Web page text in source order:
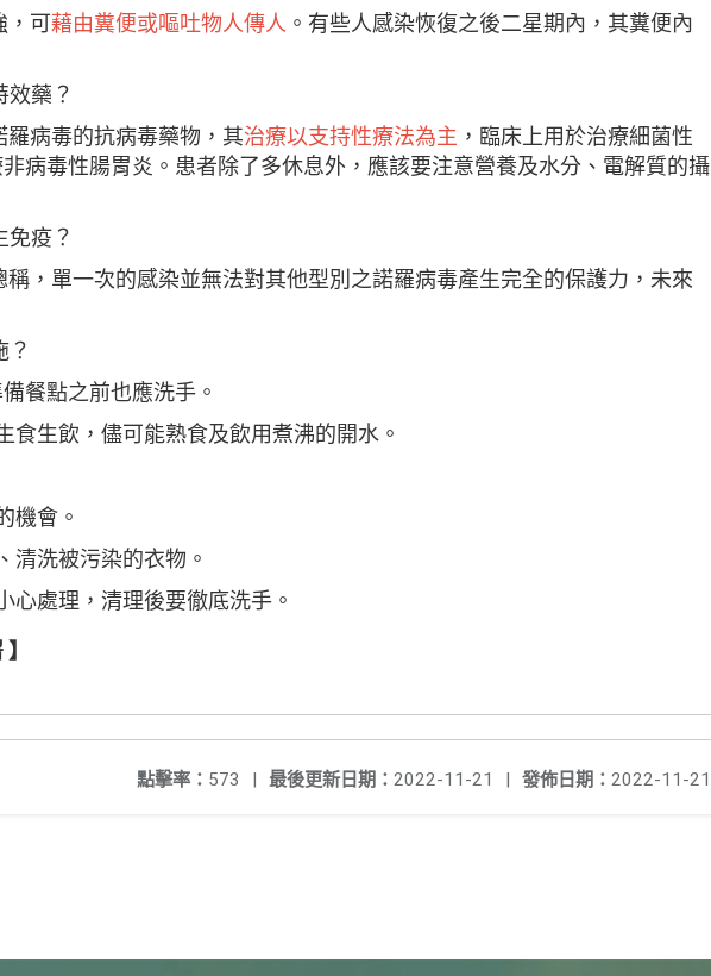
，可藉由糞便或嘔吐物人傳人 。有些人感染恢復之後二星期內，其糞便內
效藥？
病毒的抗病毒藥物，其治療以支持性療法為主 ，臨床上用於治療細菌性
病毒性腸胃炎。患者除了多休息外，應該要注意營養及水分、電解質的攝
免疫？
，單一次的感染並無法對其他型別之諾羅病毒產生完全的保護力，未來
？
餐點之前也應洗手。
生飲，儘可能熟食及飲用煮沸的開水。
會。
洗被污染的衣物。
處理，清理後要徹底洗手。
發佈日期： 2022-11-21
最後更新日期： 2022-11-21 |
點擊率： 573 |